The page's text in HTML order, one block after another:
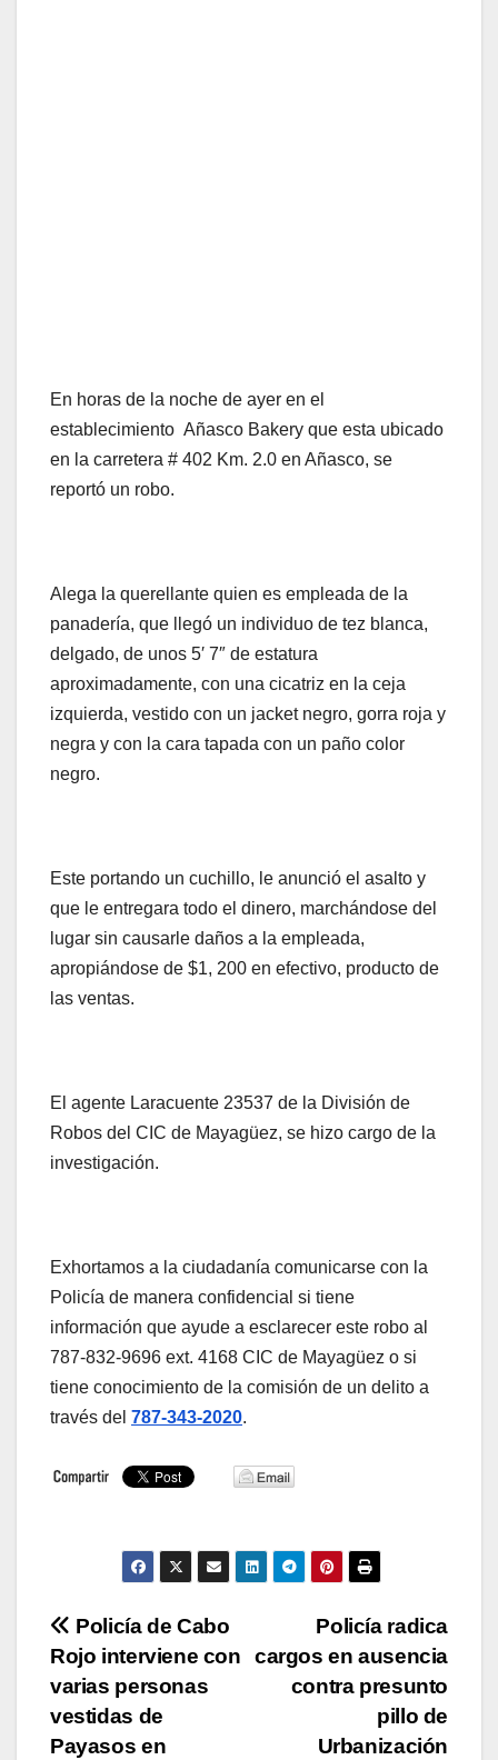
En horas de la noche de ayer en el
establecimiento Añasco Bakery que esta ubicado
en la carretera # 402 Km. 2.0 en Añasco, se
reportó un robo.
Alega la querellante quien es empleada de la
panadería, que llegó un individuo de tez blanca,
delgado, de unos 5′ 7″ de estatura
aproximadamente, con una cicatriz en la ceja
izquierda, vestido con un jacket negro, gorra roja y
negra y con la cara tapada con un paño color
negro.
Este portando un cuchillo, le anunció el asalto y
que le entregara todo el dinero, marchándose del
lugar sin causarle daños a la empleada,
apropiándose de $1, 200 en efectivo, producto de
las ventas.
El agente Laracuente 23537 de la División de
Robos del CIC de Mayagüez, se hizo cargo de la
investigación.
Exhortamos a la ciudadanía comunicarse con la
Policía de manera confidencial si tiene
información que ayude a esclarecer este robo al
787-832-9696 ext. 4168 CIC de Mayagüez o si
tiene conocimiento de la comisión de un delito a
través del 787-343-2020.
Navegación
de
entradas
Policía radica
cargos en ausencia
contra presunto
pillo de
Urbanización
Policía de Cabo
Rojo interviene con
varias personas
vestidas de
Payasos en